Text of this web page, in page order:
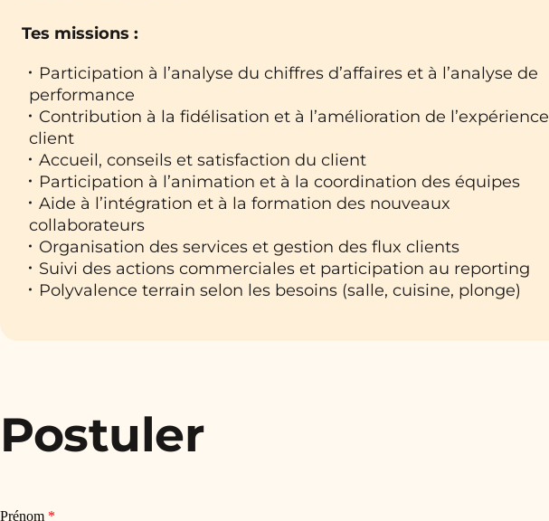
Tes missions :
Participation à l’analyse du chiffres d’affaires et à l’analyse de
performance
Contribution à la fidélisation et à l’amélioration de l’expérience
client
Accueil, conseils et satisfaction du client
Participation à l’animation et à la coordination des équipes
Aide à l’intégration et à la formation des nouveaux
collaborateurs
Organisation des services et gestion des flux clients
Suivi des actions commerciales et participation au reporting
Polyvalence terrain selon les besoins (salle, cuisine, plonge)
Postuler